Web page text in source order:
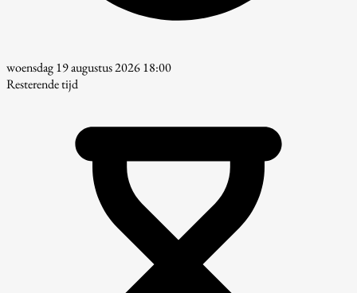
woensdag 19 augustus 2026 18:00
Resterende tijd